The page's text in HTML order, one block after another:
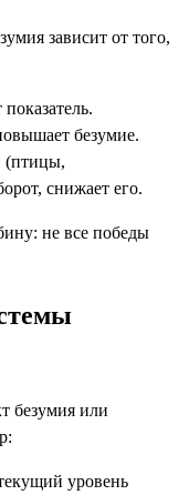
зависит от того,
безумие.
(птицы,
снижает его.
не все победы
безумия или
уровень